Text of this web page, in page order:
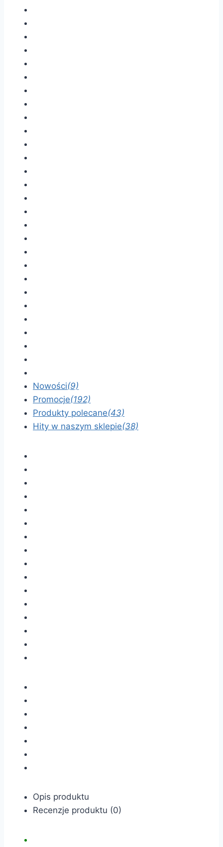
Nowości(9)
Promocje(192)
Produkty polecane(43)
Hity w naszym sklepie(38)
Opis produktu
Recenzje produktu (0)